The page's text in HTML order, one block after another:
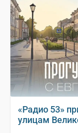
«Радио 53»
улицам